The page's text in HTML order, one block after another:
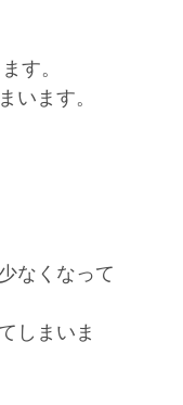
す。
います。
なくなって
しまいま